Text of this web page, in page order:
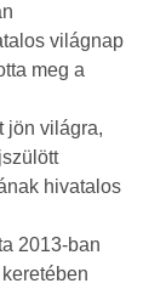
világnap
meg a
jön világra,
hivatalos
2013-ban